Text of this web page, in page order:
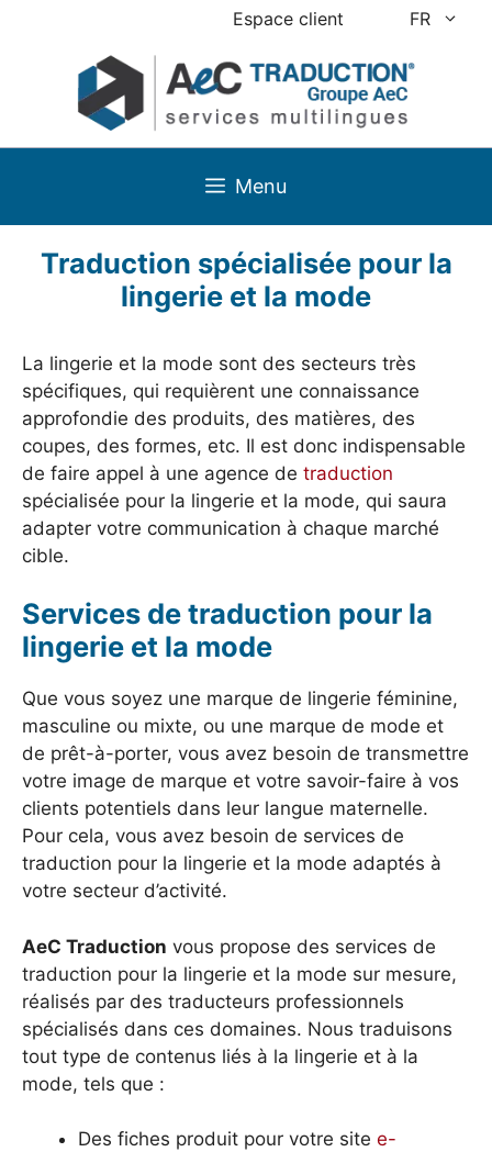
Espace client FR
Menu
Traduction spécialisée pour la
lingerie et la mode
La lingerie et la mode sont des secteurs très
spécifiques, qui requièrent une connaissance
approfondie des produits, des matières, des
coupes, des formes, etc. Il est donc indispensable
de faire appel à une agence de traduction
spécialisée pour la lingerie et la mode, qui saura
adapter votre communication à chaque marché
cible.
Services de traduction pour la
lingerie et la mode
Que vous soyez une marque de lingerie féminine,
masculine ou mixte, ou une marque de mode et
de prêt-à-porter, vous avez besoin de transmettre
votre image de marque et votre savoir-faire à vos
clients potentiels dans leur langue maternelle.
Pour cela, vous avez besoin de services de
traduction pour la lingerie et la mode adaptés à
votre secteur d’activité.
AeC Traduction vous propose des services de
traduction pour la lingerie et la mode sur mesure,
réalisés par des traducteurs professionnels
spécialisés dans ces domaines. Nous traduisons
tout type de contenus liés à la lingerie et à la
mode, tels que :
Des fiches produit pour votre site e-